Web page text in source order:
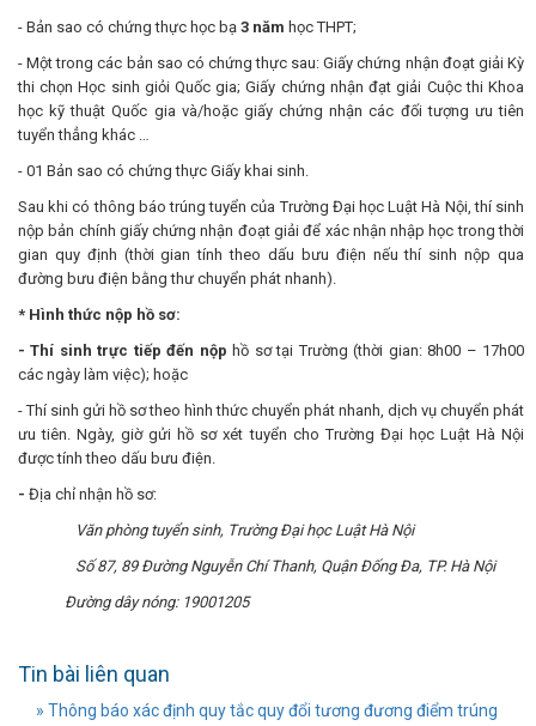
- Bản sao có chứng thực học bạ 3 năm học THPT;
- Một trong các bản sao có chứng thực sau: Giấy chứng nhận đoạt giải Kỳ
thi chọn Học sinh giỏi Quốc gia; Giấy chứng nhận đạt giải Cuộc thi Khoa
học kỹ thuật Quốc gia và/hoặc giấy chứng nhận các đối tượng ưu tiên
tuyển thẳng khác …
- 01 Bản sao có chứng thực Giấy khai sinh.
Sau khi có thông báo trúng tuyển của Trường Đại học Luật Hà Nội, thí sinh
nộp bản chính giấy chứng nhận đoạt giải để xác nhận nhập học trong thời
gian quy định (thời gian tính theo dấu bưu điện nếu thí sinh nộp qua
đường bưu điện bằng thư chuyển phát nhanh).
* Hình thức nộp hồ sơ:
-Thí sinh trực tiếp đến nộp hồ sơ tại Trường (thời gian: 8h00 – 17h00
các ngày làm việc); hoặc
- Thí sinh gửi hồ sơ theo hình thức chuyển phát nhanh, dịch vụ chuyển phát
ưu tiên. Ngày, giờ gửi hồ sơ xét tuyển cho Trường Đại học Luật Hà Nội
được tính theo dấu bưu điện.
- Địa chỉ nhận hồ sơ:
Văn phòng tuyển sinh, Trường Đại học Luật Hà Nội
Số 87, 89 Đường Nguyễn Chí Thanh, Quận Đống Đa, TP. Hà Nội
Đường dây nóng: 19001205
Tin bài liên quan
» Thông báo xác định quy tắc quy đổi tương đương điểm trúng